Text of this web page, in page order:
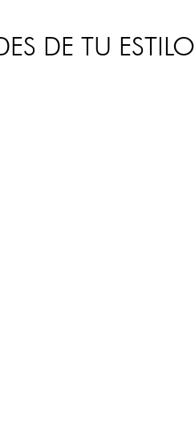
DE TU ESTILO